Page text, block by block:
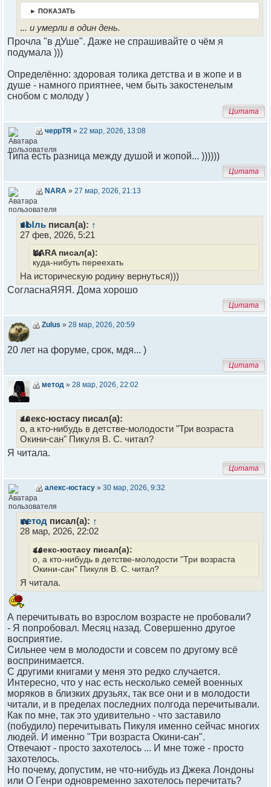
► ПОКАЗАТЬ
... и умерли в один день.
Прочла "в дУше". Даже не спрашивайте о чём я
подумала )))
Определённо: здоровая толика детства и в жопе и в
душе - намного приятнее, чем быть закостенелым
снобом с молоду )
Цитата
черрТЯ » 22 мар, 2026, 13:08
Типа есть разница между душой и жопой... ))))))
Цитата
NARA » 27 мар, 2026, 21:13
пЫль писал(а): ↑
27 фев, 2026, 5:21
NARA писал(а):
куда-нибуть переехать
На историческую родину вернуться)))
СогласнаЯЯЯ. Дома хорошо
Цитата
Zulus » 28 мар, 2026, 20:59
20 лет на форуме, срок, мдя... )
Цитата
метод » 28 мар, 2026, 22:02
алекс-юстасу писал(а):
о, а кто-нибудь в детстве-молодости "Три возраста
Окини-сан" Пикуля В. С. читал?
Я читала.
Цитата
алекс-юстасу » 30 мар, 2026, 9:32
метод писал(а): ↑
28 мар, 2026, 22:02
алекс-юстасу писал(а):
о, а кто-нибудь в детстве-молодости "Три возраста
Окини-сан" Пикуля В. С. читал?
Я читала.
А перечитывать во взрослом возрасте не пробовали?
- Я попробовал. Месяц назад. Совершенно другое
восприятие.
Сильнее чем в молодости и совсем по другому всё
воспринимается.
С другими книгами у меня это редко случается.
Интересно, что у нас есть несколько семей военных
моряков в близких друзьях, так все они и в молодости
читали, и в пределах последних полгода перечитывали.
Как по мне, так это удивительно - что заставило
(побудило) перечитывать Пикуля именно сейчас многих
людей. И именно "Три возраста Окини-сан".
Отвечают - просто захотелось ... И мне тоже - просто
захотелось.
Но почему, допустим, не что-нибудь из Джека Лондоны
или О Генри одновременно захотелось перечитать?